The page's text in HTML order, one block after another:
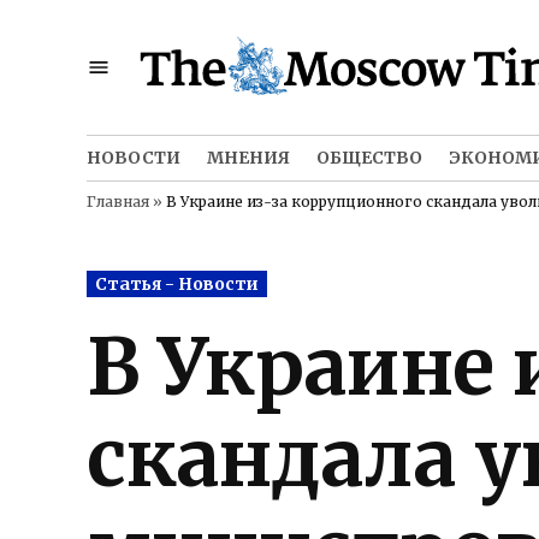
НОВОСТИ МНЕНИЯ ОБЩЕСТВО
Главная » В Украине из-за коррупционного скандала
Posted
in
Статья - Новости
В Украине
скандала